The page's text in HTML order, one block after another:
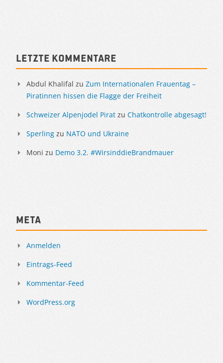
Sidebar
Letzte Kommentare
Abdul Khalifal zu Zum Internationalen Frauentag –
Piratinnen hissen die Flagge der Freiheit
Schweizer Alpenjodel Pirat zu Chatkontrolle abgesagt!
Sperling zu NATO und Ukraine
Moni zu Demo 3.2. #WirsinddieBrandmauer
Meta
Anmelden
Eintrags-Feed
Kommentar-Feed
WordPress.org